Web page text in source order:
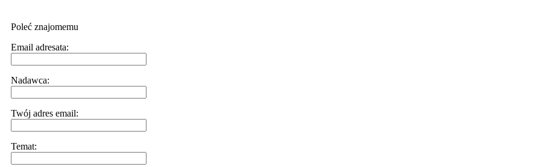
Poleć znajomemu
Email adresata:
Nadawca:
Twój adres email:
Temat: